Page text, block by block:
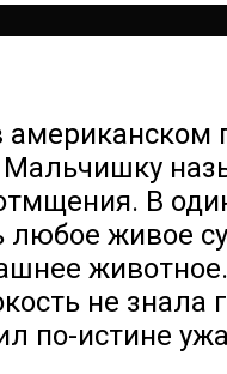
Мальчишку
В
любое живое
не знала
по-истине